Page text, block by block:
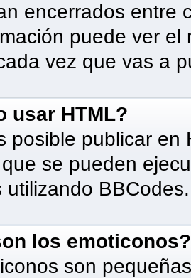
encerrados entre
puede ver
vez que vas a
usar HTML?
posible publicar en
se pueden
utilizando BBCodes.
los emoticonos?
son